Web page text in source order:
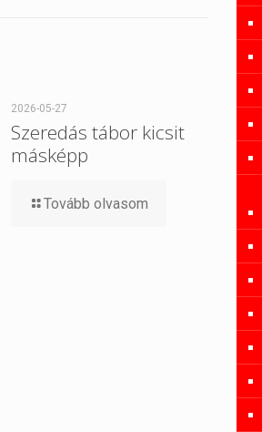
2026-05-27
Szeredás tábor kicsit
másképp
Tovább olvasom